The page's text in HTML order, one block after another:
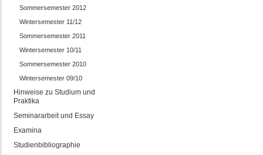
Sommersemester 2012
Wintersemester 11/12
Sommersemester 2011
Wintersemester 10/11
Sommersemester 2010
Wintersemester 09/10
Hinweise zu Studium und
Praktika
Seminararbeit und Essay
Examina
Studienbibliographie